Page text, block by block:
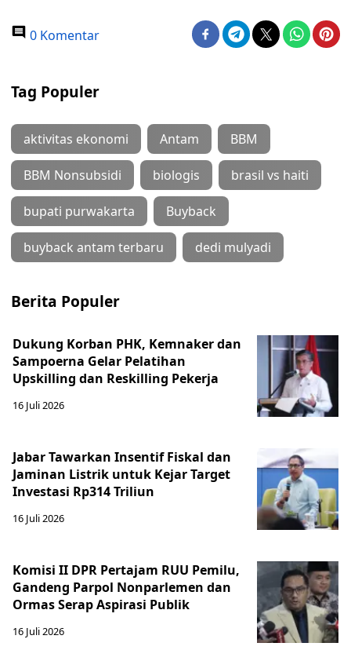
0 Komentar
Tag Populer
aktivitas ekonomi Antam BBM
BBM Nonsubsidi biologis brasil vs haiti
bupati purwakarta Buyback
buyback antam terbaru dedi mulyadi
Berita Populer
Dukung Korban PHK, Kemnaker dan
Sampoerna Gelar Pelatihan
Upskilling dan Reskilling Pekerja
16 Juli 2026
Jabar Tawarkan Insentif Fiskal dan
Jaminan Listrik untuk Kejar Target
Investasi Rp314 Triliun
16 Juli 2026
Komisi II DPR Pertajam RUU Pemilu,
Gandeng Parpol Nonparlemen dan
Ormas Serap Aspirasi Publik
16 Juli 2026